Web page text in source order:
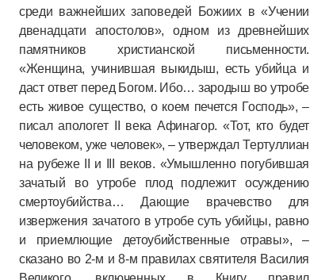
среди важнейших заповедей Божиих в «Учении
двенадцати апостолов», одном из древнейших
памятников христианской письменности.
«Женщина, учинившая выкидыш, есть убийца и
даст ответ перед Богом. Ибо… зародыш во утробе
есть живое существо, о коем печется Господь», –
писал апологет II века Афинагор. «Тот, кто будет
человеком, уже человек», – утверждал Тертуллиан
на рубеже II и III веков. «Умышленно погубившая
зачатый во утробе плод подлежит осуждению
смертоубийства… Дающие врачевство для
извержения зачатого в утробе суть убийцы, равно
и приемлющие детоубийственные отравы», –
сказано во 2-м и 8-м правилах святителя Василия